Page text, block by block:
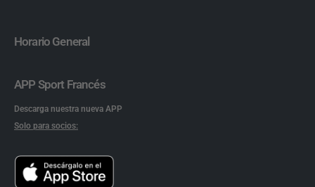
Horario General
APP Sport Francés
Descarga nuestra nueva APP
Solo para socios: